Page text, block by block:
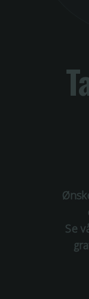
Se